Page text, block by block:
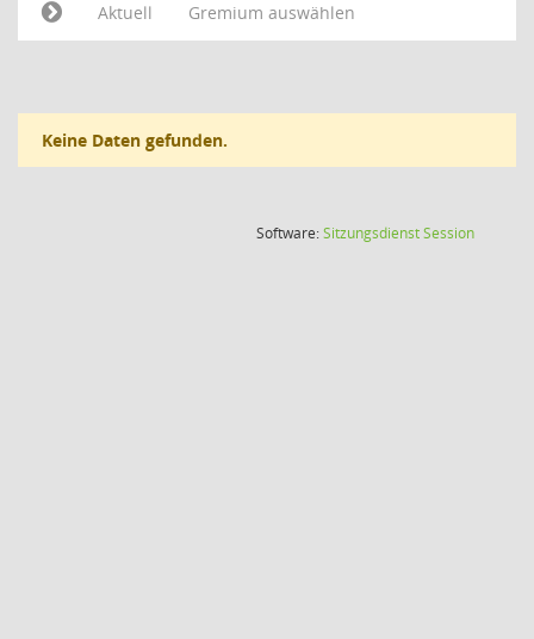
Aktuell
Gremium auswählen
Keine Daten gefunden.
Software:SitzungsdienstSession(Wird in